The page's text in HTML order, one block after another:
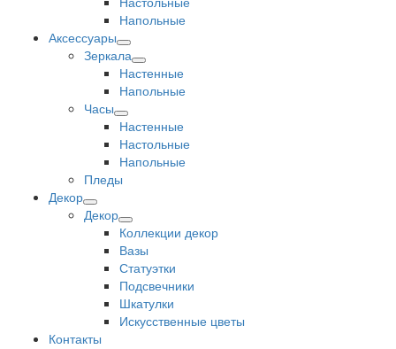
Напольные
Аксессуары
Зеркала
Настенные
Напольные
Часы
Настенные
Настольные
Напольные
Пледы
Декор
Декор
Коллекции декор
Вазы
Статуэтки
Подсвечники
Шкатулки
Искусственные цветы
Контакты